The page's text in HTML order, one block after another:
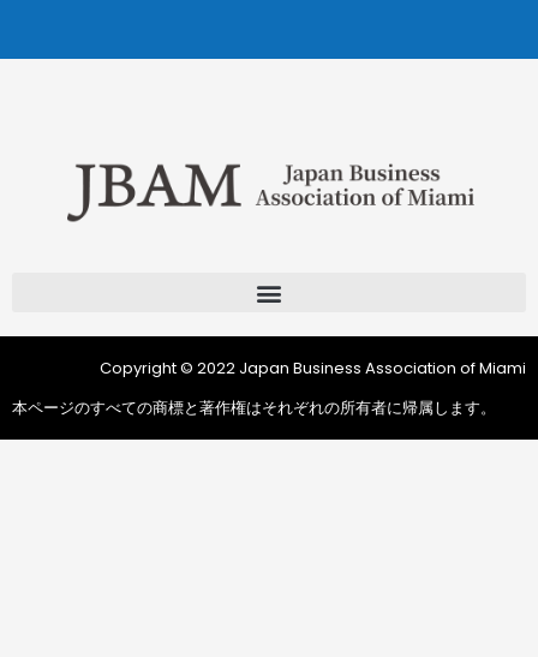
Copyright © 2022 Japan Business Association of Miami
本ページのすべての商標と著作権はそれぞれの所有者に帰属します。